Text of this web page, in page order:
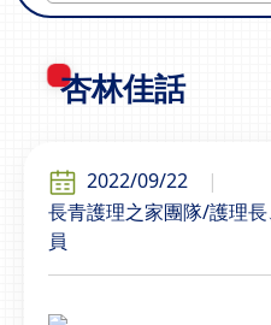
杏林佳話
2022/09/22
長青護理之家團隊/護理
員